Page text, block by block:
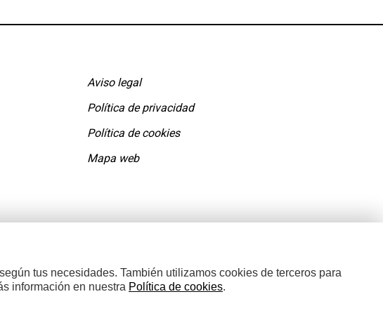
Aviso legal
Política de privacidad
Política de cookies
Mapa web
tus necesidades. También utilizamos cookies de terceros para
información en nuestra Política de cookies.